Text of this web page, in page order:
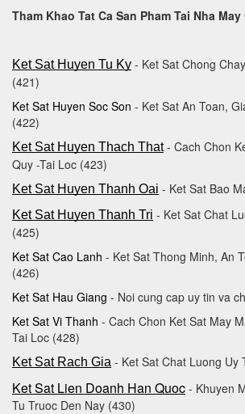
Tham Khao Tat Ca San Pham Tai Nha
Ket Sat Huyen Tu Ky - Ket Sat Chong
(421)
Ket Sat Huyen Soc Son - Ket Sat An Toan,
(422)
Ket Sat Huyen Thach That- Cach Chon
Quy -Tai Loc (423)
Ket Sat Huyen Thanh Oai - Ket Sat Bao
Ket Sat Huyen Thanh Tri - Ket Sat Chat
(425)
Ket Sat Cao Lanh - Ket Sat Thong Minh, An
(426)
Ket Sat Hau Giang - Noi cung cap uy tin va
Ket Sat Vi Thanh - Cach Chon Ket Sat May
Tai Loc (428)
Ket Sat Rach Gia - Ket Sat Chat Luong Uy
Ket Sat Lien Doanh Han Quoc - Khuyen
Tu Truoc Den Nay (430)